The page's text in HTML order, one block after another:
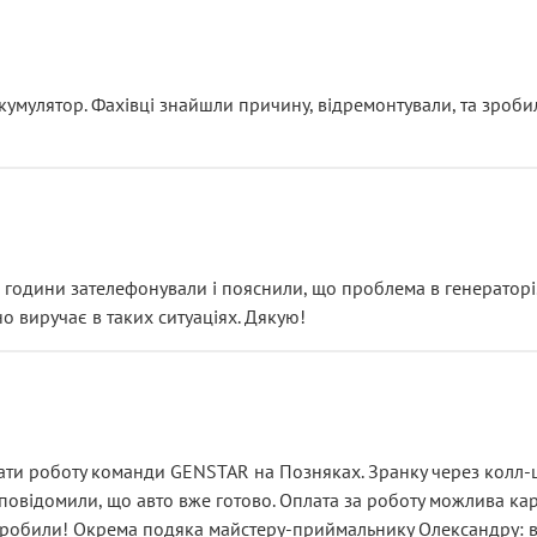
із головним гальмівним циліндром у зборі.
і тоді сервіс наче справив хороше враження. Але
хвилюватися. ( надіюсь новий власник, не застяг в полі))
підірвав.
а “аби швидше і дорожче”. Саме це і псує загальне
Фахівці знайшли причину, відремонтували, та
зателефонували і пояснили, що проблема в
виручає в таких ситуаціях. Дякую!
роботу команди GENSTAR на Позняках. Зранку через колл-
що авто вже готово. Оплата за роботу можлива
Окрема подяка майстеру-приймальнику Олександру: